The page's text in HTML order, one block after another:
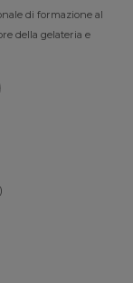
di formazione al
della gelateria e